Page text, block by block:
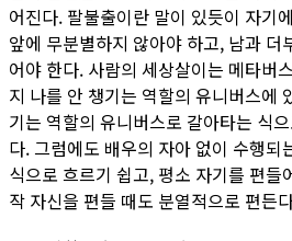
어진다. 팔불출이란 말이 있듯이 자기
앞에 무분별하지 않아야 하고, 남과 더
어야 한다. 사람의 세상살이는 메타버
지 나를 안 챙기는 역할의 유니버스에
기는 역할의 유니버스로 갈아타는 식
다. 그럼에도 배우의 자아 없이 수행되
식으로 흐르기 쉽고, 평소 자기를 편들
작 자신을 편들 때도 분열적으로 편든